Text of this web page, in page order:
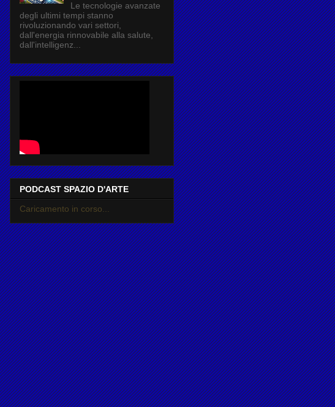
Le tecnologie avanzate
degli ultimi tempi stanno
rivoluzionando vari settori,
dall'energia rinnovabile alla salute,
dall'intelligenz...
PODCAST SPAZIO D'ARTE
Caricamento in corso...